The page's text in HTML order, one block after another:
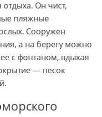
отдыха. Он чист,
пляжные
Сооружен
а на берегу можно
с фонтаном, вдыхая
— песок